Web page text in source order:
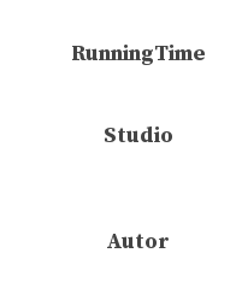
RunningTime
Studio
Autor